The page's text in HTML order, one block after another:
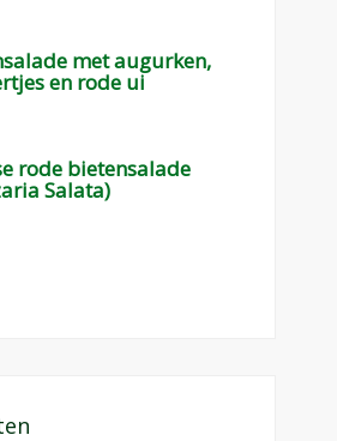
met augurken,
en rode ui
rode bietensalade
Salata)